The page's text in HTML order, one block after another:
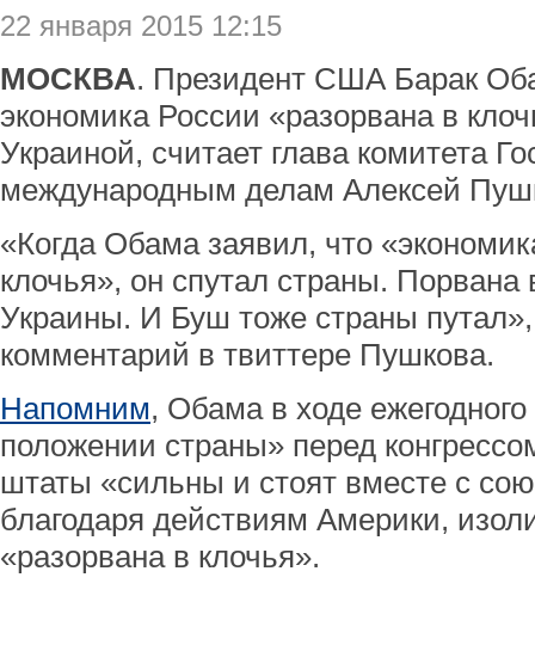
22 января 2015 12:15
МОСКВА. Президент США Барак
экономика России «разорвана в
Украиной, считает глава комитета
международным делам Алексей
«Когда Обама заявил, что
клочья», он спутал страны. Порвана
Украины. И Буш тоже страны
комментарий в твиттере Пушкова.
Напомним, Обама в ходе
положении страны» перед
штаты «сильны и стоят вместе с
благодаря действиям Америки,
«разорвана в клочья».